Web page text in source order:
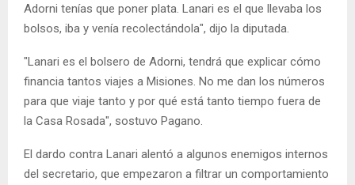
Adorni tenías que poner plata. Lanari es el que llevaba los
bolsos, iba y venía recolectándola", dijo la diputada.
"Lanari es el bolsero de Adorni, tendrá que explicar cómo
financia tantos viajes a Misiones. No me dan los números
para que viaje tanto y por qué está tanto tiempo fuera de
la Casa Rosada", sostuvo Pagano.
El dardo contra Lanari alentó a algunos enemigos internos
del secretario, que empezaron a filtrar un comportamiento